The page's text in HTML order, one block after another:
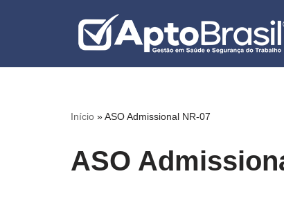
Início »ASO Admissional NR-07
ASO